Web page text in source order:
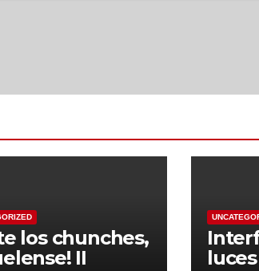
los chunches,
II